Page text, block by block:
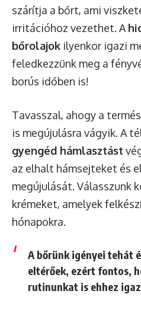
szárítja a bőrt, ami
irritációhoz vezethet. A
bőrolajok ilyenkor igazi
feledkezzünk meg a
borús időben is!
Tavasszal, ahogy a
is megújulásra vágyik. A
gyengéd hámlasztást
az elhalt hámsejteket és
megújulását. Válasszunk
krémeket, amelyek
hónapokra.
A bőrünk igényei tehát
eltérőek, ezért fontos,
rutinunkat is ehhez